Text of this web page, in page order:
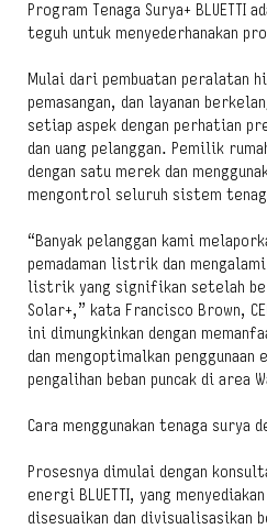
Program Tenaga Surya+ BLUETTI
teguh untuk menyederhanakan
Mulai dari pembuatan peralatan
pemasangan, dan layanan
setiap aspek dengan perhatian
dan uang pelanggan. Pemilik
dengan satu merek dan
mengontrol seluruh sistem
“Banyak pelanggan kami
pemadaman listrik dan
listrik yang signifikan setelah
Solar+,” kata Francisco Brown,
ini dimungkinkan dengan
dan mengoptimalkan
pengalihan beban puncak di area
Cara menggunakan tenaga surya
Prosesnya dimulai dengan
energi BLUETTI, yang
disesuaikan dan divisualisasikan